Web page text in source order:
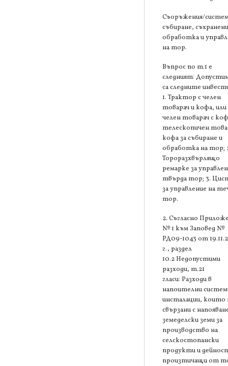
Съоръжения/
събиране,
обработка и
на тор.
Въпрос по т.1 е
следният:
са следните
1. Трактор с челен
товарач и кофа,
челен товарач с
телескопичен
кофа за събиране и
обработка на тор;
Тороразхвърлящо
ремарке за
твърда тор; 3.
за управление на
тор.
2. Съгласно
№ 1 към Заповед №
РД09-1043 от
г., раздел
10.2 Недопустими
разходи, т.21
гласи: Разходи в
напоителни
инсталации, които
свързани с
земеделски земи за
производство на
селскостопански
продукти и
произтичащи от